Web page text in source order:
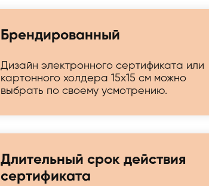
Брендированный
Дизайн электронного сертификата или
картонного холдера 15х15 см можно
выбрать по своему усмотрению.
Длительный срок действия
сертификата